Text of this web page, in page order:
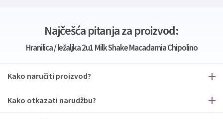
Najčešća pitanja za proizvod:
Hranilica / ležaljka 2u1 Milk Shake Macadamia Chipolino
Kako naručiti proizvod?
Kako otkazati narudžbu?